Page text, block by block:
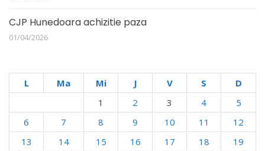
CJP Hunedoara achizitie paza
01/04/2026
L Ma Mi J V S
D
1
2 3 4
5
6
7 8 9 10 11
12
13
14 15 16 17 18
19